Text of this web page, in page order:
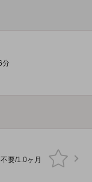
分
不要/1.0ヶ月